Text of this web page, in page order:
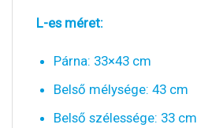
L-es méret:
Párna: 33×43 cm
Belső mélysége: 43 cm
Belső szélessége: 33 cm